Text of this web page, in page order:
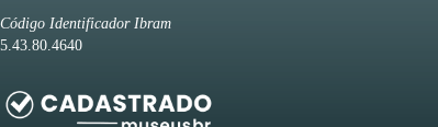
Código Identificador Ibram
5.43.80.4640